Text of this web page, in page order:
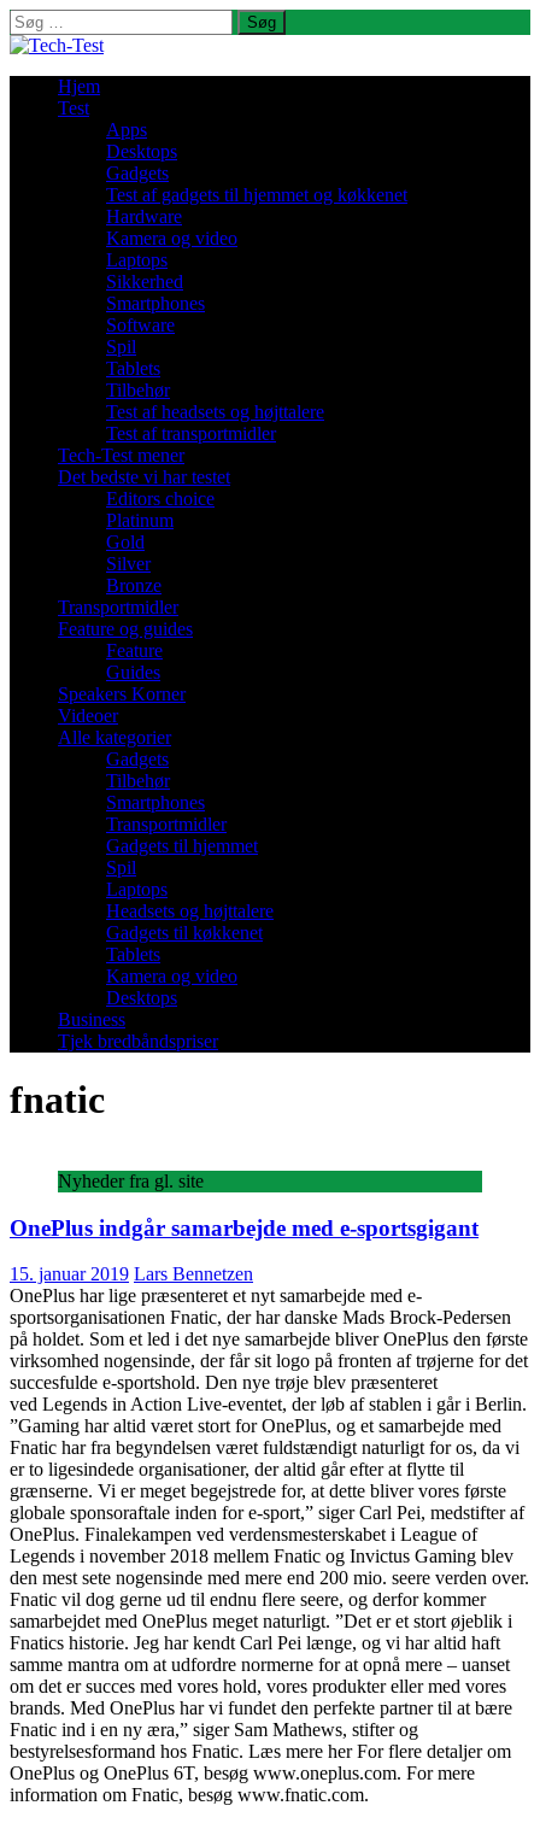
Søg
efter:
Hjem
Test
Apps
Desktops
Gadgets
Test af gadgets til hjemmet og køkkenet
Hardware
Kamera og video
Laptops
Sikkerhed
Smartphones
Software
Spil
Tablets
Tilbehør
Test af headsets og højttalere
Test af transportmidler
Tech-Test mener
Det bedste vi har testet
Editors choice
Platinum
Gold
Silver
Bronze
Transportmidler
Feature og guides
Feature
Guides
Speakers Korner
Videoer
Alle kategorier
Gadgets
Tilbehør
Smartphones
Transportmidler
Gadgets til hjemmet
Spil
Laptops
Headsets og højttalere
Gadgets til køkkenet
Tablets
Kamera og video
Desktops
Business
Tjek bredbåndspriser
fnatic
Nyheder fra gl. site
OnePlus indgår samarbejde med e-sportsgigant
15. januar 2019 Lars Bennetzen
OnePlus har lige præsenteret et nyt samarbejde med e-
sportsorganisationen Fnatic, der har danske Mads Brock-Pedersen
på holdet. Som et led i det nye samarbejde bliver OnePlus den første
virksomhed nogensinde, der får sit logo på fronten af trøjerne for det
succesfulde e-sportshold. Den nye trøje blev præsenteret
ved Legends in Action Live-eventet, der løb af stablen i går i Berlin.
”Gaming har altid været stort for OnePlus, og et samarbejde med
Fnatic har fra begyndelsen været fuldstændigt naturligt for os, da vi
er to ligesindede organisationer, der altid går efter at flytte til
grænserne. Vi er meget begejstrede for, at dette bliver vores første
globale sponsoraftale inden for e-sport,” siger Carl Pei, medstifter af
OnePlus. Finalekampen ved verdensmesterskabet i League of
Legends i november 2018 mellem Fnatic og Invictus Gaming blev
den mest sete nogensinde med mere end 200 mio. seere verden over.
Fnatic vil dog gerne ud til endnu flere seere, og derfor kommer
samarbejdet med OnePlus meget naturligt. ”Det er et stort øjeblik i
Fnatics historie. Jeg har kendt Carl Pei længe, og vi har altid haft
samme mantra om at udfordre normerne for at opnå mere – uanset
om det er succes med vores hold, vores produkter eller med vores
brands. Med OnePlus har vi fundet den perfekte partner til at bære
Fnatic ind i en ny æra,” siger Sam Mathews, stifter og
bestyrelsesformand hos Fnatic. Læs mere her For flere detaljer om
OnePlus og OnePlus 6T, besøg www.oneplus.com. For mere
information om Fnatic, besøg www.fnatic.com.